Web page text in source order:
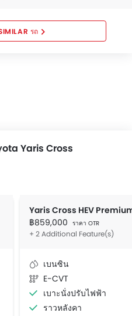
รถ
Yaris Cross
Yaris Cross HEV
฿859,000 ราคา OTR
+ 2 Additional Feature(s)
เบนซิน
E-CVT
เบาะนั่งปรับไฟฟ้า
ราวหลังคา